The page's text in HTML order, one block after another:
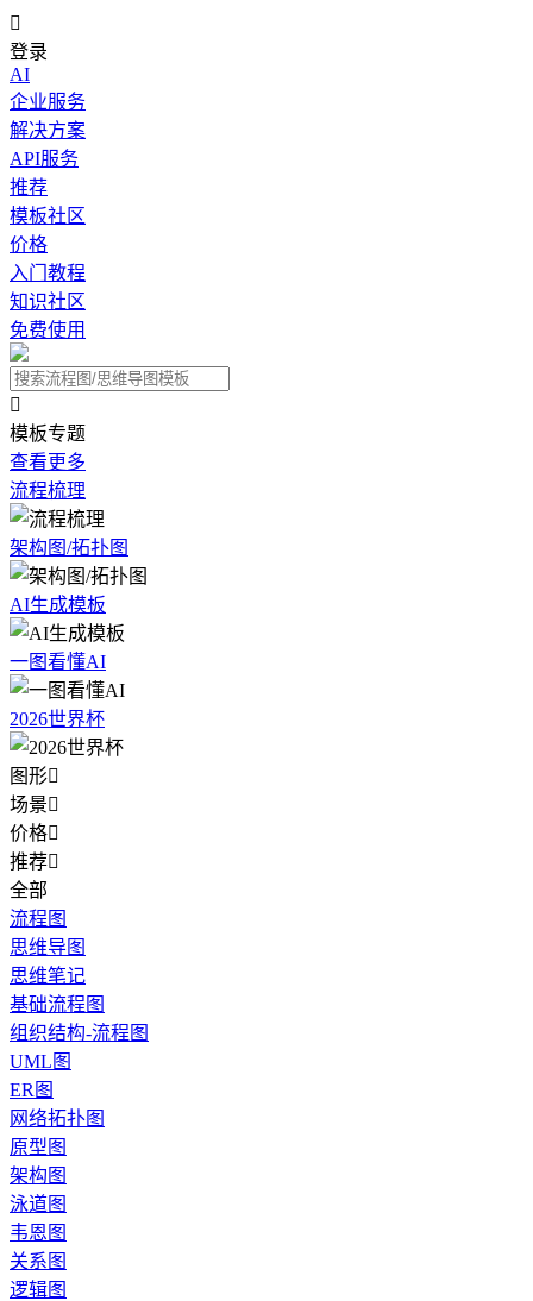

登录
AI
企业服务
解决方案
API服务
推荐
模板社区
价格
入门教程
知识社区
免费使用

模板专题
查看更多
流程梳理
架构图/拓扑图
AI生成模板
一图看懂AI
2026世界杯
图形
场景
价格
推荐
全部
流程图
思维导图
思维笔记
基础流程图
组织结构-流程图
UML图
ER图
网络拓扑图
原型图
架构图
泳道图
韦恩图
关系图
逻辑图